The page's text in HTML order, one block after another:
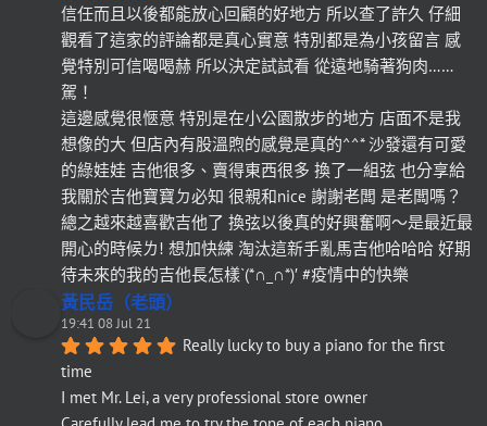
信任而且以後都能放心回顧的好地方 所以查了許久 仔細
觀看了這家的評論都是真心實意 特別都是為小孩留言 感
覺特別可信喝喝赫 所以決定試試看 從遠地騎著狗肉……
駕！
這邊感覺很愜意 特別是在小公園散步的地方 店面不是我
想像的大 但店內有股溫煦的感覺是真的^^* 沙發還有可愛
的綠娃娃 吉他很多、賣得東西很多 換了一組弦 也分享給
我關於吉他寶寶ㄉ必知 很親和nice 謝謝老闆 是老闆嗎？
總之越來越喜歡吉他了 換弦以後真的好興奮啊～是最近最
開心的時候ㄌ! 想加快練 淘汰這新手亂馬吉他哈哈哈 好期
待未來的我的吉他長怎樣`(*∩_∩*)′ #疫情中的快樂
黃民岳（老頭）
19:41 08 Jul 21
Really lucky to buy a piano for the first
time
I met Mr. Lei, a very professional store owner